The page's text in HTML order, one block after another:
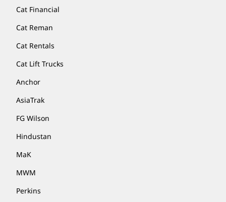
Cat Financial
Cat Reman
Cat Rentals
Cat Lift Trucks
Anchor
AsiaTrak
FG Wilson
Hindustan
MaK
MWM
Perkins